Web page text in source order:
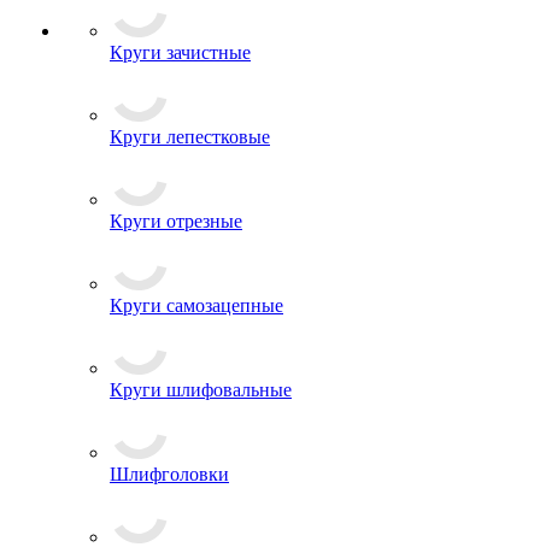
Круги зачистные
Круги лепестковые
Круги отрезные
Круги самозацепные
Круги шлифовальные
Шлифголовки